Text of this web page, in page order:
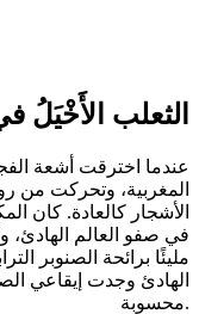
الثعلب الأَخْيَلُ
عندما اخترقت أشعة
المغربية، وتحركت من
الأشجار كالعادة. كان
في صفو العالم الهادئ،
مليئًا برائحة الصنوبر
الهادئ وجدت إيقاعي
محسوبة.